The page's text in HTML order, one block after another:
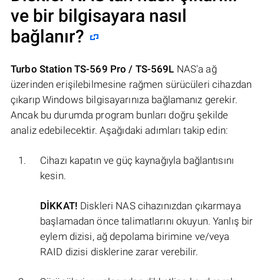
ve bir bilgisayara nasıl
bağlanır?
Turbo Station TS-569 Pro / TS-569L NAS'a ağ
üzerinden erişilebilmesine rağmen sürücüleri cihazdan
çıkarıp Windows bilgisayarınıza bağlamanız gerekir.
Ancak bu durumda program bunları doğru şekilde
analiz edebilecektir. Aşağıdaki adımları takip edin:
Cihazı kapatın ve güç kaynağıyla bağlantısını
kesin.
DİKKAT! Diskleri NAS cihazınızdan çıkarmaya
başlamadan önce talimatlarını okuyun. Yanlış bir
eylem dizisi, ağ depolama birimine ve/veya
RAID dizisi disklerine zarar verebilir.